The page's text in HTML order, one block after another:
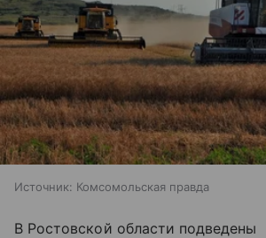
Источник: Комсомольская правда
В Ростовской области подведены